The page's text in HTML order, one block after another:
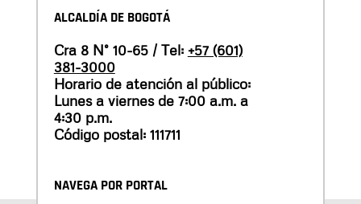
ALCALDÍA DE BOGOTÁ
Cra 8 N° 10-65 / Tel: +57 (601)
381-3000
Horario de atención al público:
Lunes a viernes de 7:00 a.m. a
4:30 p.m.
Código postal: 111711
NAVEGA POR PORTAL